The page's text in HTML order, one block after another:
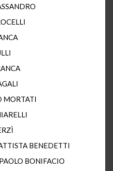
MORTATI
BENEDETTI
BONIFACIO